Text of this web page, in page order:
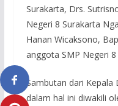
Surakarta, Drs.
Negeri 8 Surakarta
Hanan Wicaksono,
anggota SMP Negeri
Sambutan dari Kepala
dalam hal ini diwakili